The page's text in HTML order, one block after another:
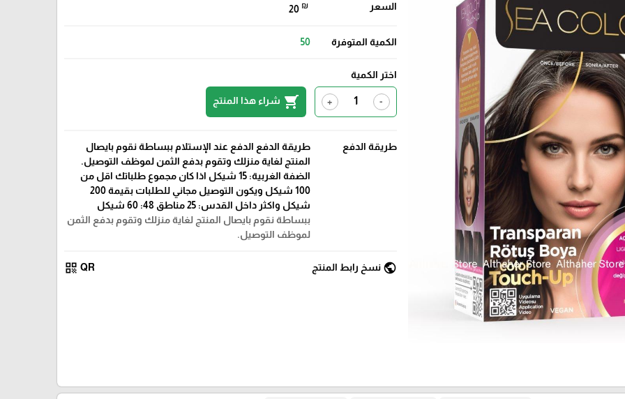
السعر 20 ₪
الكمية المتوفرة 50
اختر الكمية
-
+
shopping_cart شراء هذا المنتج
طريقة الدفع
طريقة الدفع الدفع عند الإستلام ببساطة نقوم بايصال
المنتج لغاية منزلك وتقوم بدفع الثمن لموظف التوصيل.
الضفة الغربية: 15 شيكل اذا كان مجموع طلباتك اقل من
100 شيكل ويكون التوصيل مجاني للطلبات بقيمة 200
شيكل واكثر داخل القدس: 25 مناطق 48: 60 شيكل
ببساطة نقوم بايصال المنتج لغاية منزلك وتقوم بدفع الثمن
لموظف التوصيل.
public نسخ رابط المنتج QR
qr_code